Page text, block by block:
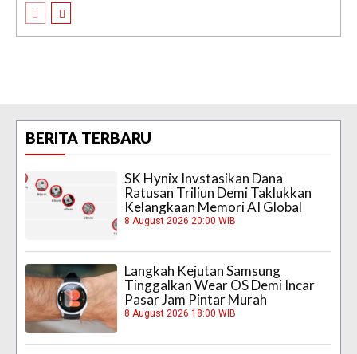
BERITA TERBARU
SK Hynix Invstasikan Dana
Ratusan Triliun Demi Taklukkan
Kelangkaan Memori AI Global
8 August 2026 20:00 WIB
Langkah Kejutan Samsung
Tinggalkan Wear OS Demi Incar
Pasar Jam Pintar Murah
8 August 2026 18:00 WIB